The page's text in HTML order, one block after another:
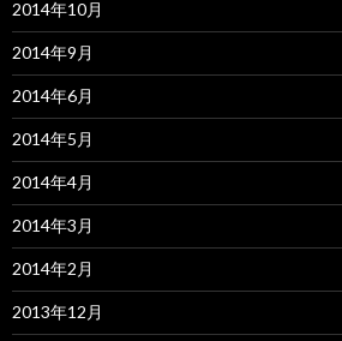
2014年10月
2014年9月
2014年6月
2014年5月
2014年4月
2014年3月
2014年2月
2013年12月